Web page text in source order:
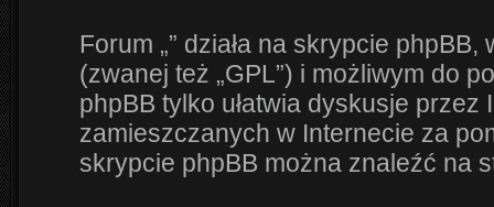
Forum „” działa na skrypcie
(zwanej też „GPL”) i możliwym do
phpBB tylko ułatwia dyskusje
zamieszczanych w Internecie za
skrypcie phpBB można znaleźć na